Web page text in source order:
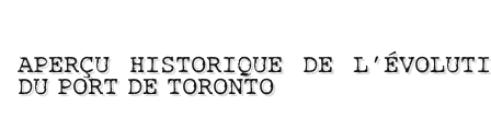
APERÇU HISTORIQUE DE
DU PORT DE TORONTO